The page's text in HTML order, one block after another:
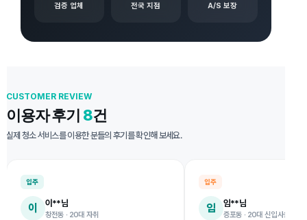
검증 업체 전국 지점 A/S 보장
CUSTOMER REVIEW
이용자 후기 8건
실제 청소 서비스를 이용한 분들의 후기를 확인해 보세요.
입주
이 이**님
창전동 · 20대 자취
입주
임 임**님
증포동 · 20대 신입사원